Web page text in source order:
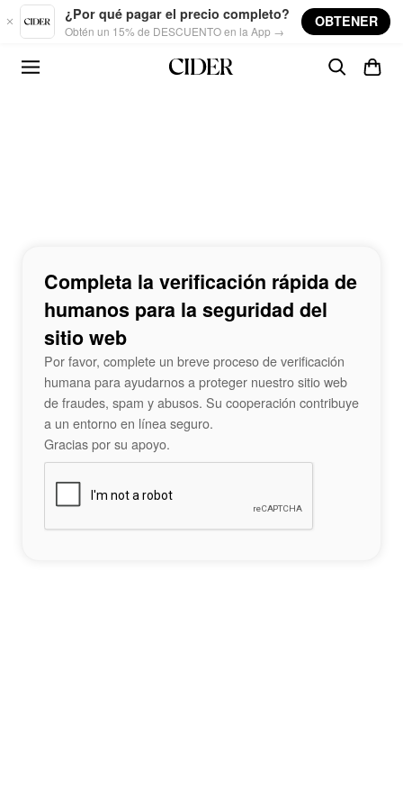
Skip to main content
¿Por qué pagar el precio completo?
Obtén un 15% de DESCUENTO en la App →
OBTENER
Completa la verificación rápida de
humanos para la seguridad del
sitio web
Por favor, complete un breve proceso de verificación
humana para ayudarnos a proteger nuestro sitio web
de fraudes, spam y abusos. Su cooperación contribuye
a un entorno en línea seguro.
Gracias por su apoyo.